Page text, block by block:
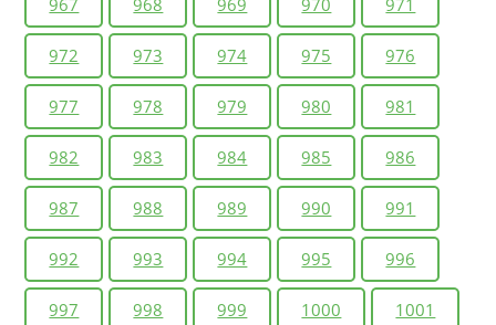
972 973 974 975 976
977 978 979 980 981
982 983 984 985 986
987 988 989 990 991
992 993 994 995 996
997 998 999 1000 1001